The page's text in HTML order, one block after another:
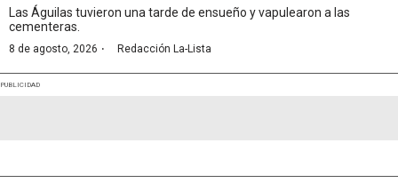
Las Águilas tuvieron una tarde de ensueño y vapulearon a las
cementeras.
8 de agosto, 2026 · Redacción La-Lista
PUBLICIDAD